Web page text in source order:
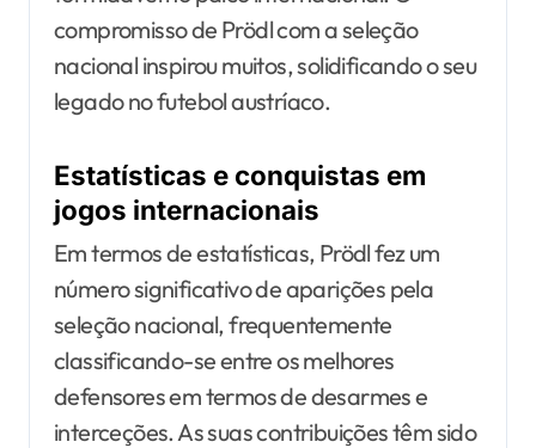
compromisso de Prödl com a seleção
nacional inspirou muitos, solidificando o seu
legado no futebol austríaco.
Estatísticas e conquistas em
jogos internacionais
Em termos de estatísticas, Prödl fez um
número significativo de aparições pela
seleção nacional, frequentemente
classificando-se entre os melhores
defensores em termos de desarmes e
interceções. As suas contribuições têm sido